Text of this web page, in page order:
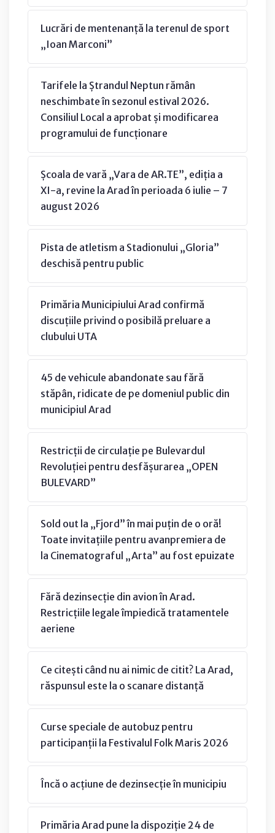
Lucrări de mentenanță la terenul de sport
„Ioan Marconi”
Tarifele la Ștrandul Neptun rămân
neschimbate în sezonul estival 2026.
Consiliul Local a aprobat și modificarea
programului de funcționare
Școala de vară „Vara de AR.TE”, ediția a
XI-a, revine la Arad în perioada 6 iulie – 7
august 2026
Pista de atletism a Stadionului „Gloria”
deschisă pentru public
Primăria Municipiului Arad confirmă
discuțiile privind o posibilă preluare a
clubului UTA
45 de vehicule abandonate sau fără
stăpân, ridicate de pe domeniul public din
municipiul Arad
Restricții de circulație pe Bulevardul
Revoluției pentru desfășurarea „OPEN
BULEVARD”
Sold out la „Fjord” în mai puțin de o oră!
Toate invitațiile pentru avanpremiera de
la Cinematograful „Arta” au fost epuizate
Fără dezinsecție din avion în Arad.
Restricțiile legale împiedică tratamentele
aeriene
Ce citești când nu ai nimic de citit? La Arad,
răspunsul este la o scanare distanță
Curse speciale de autobuz pentru
participanții la Festivalul Folk Maris 2026
Încă o acțiune de dezinsecție în municipiu
Primăria Arad pune la dispoziție 24 de